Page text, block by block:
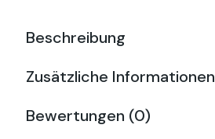
Beschreibung
Zusätzliche Informationen
Bewertungen (0)